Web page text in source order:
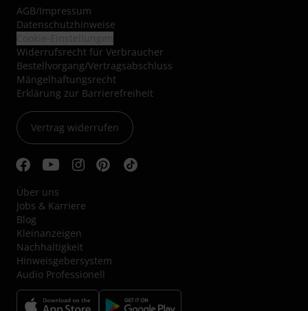
AGB/Impressum
Datenschutzhinweise
Widerrufsrecht für Verbraucher
Bestellvorgang/Vertragsabschluss
Mängelhaftungsrecht
Erklärung zur Barrierefreiheit
Vertrag widerrufen
Über uns
Jobs & Karriere
Blog
Kleinanzeigen
Nachhaltigkeit
Hinweisgebersystem
Audio Professionell